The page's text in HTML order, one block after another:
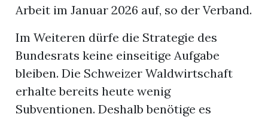
Arbeit im Januar 2026 auf, so der Verband.
Im Weiteren dürfe die Strategie des
Bundesrats keine einseitige Aufgabe
bleiben. Die Schweizer Waldwirtschaft
erhalte bereits heute wenig
Subventionen. Deshalb benötige es